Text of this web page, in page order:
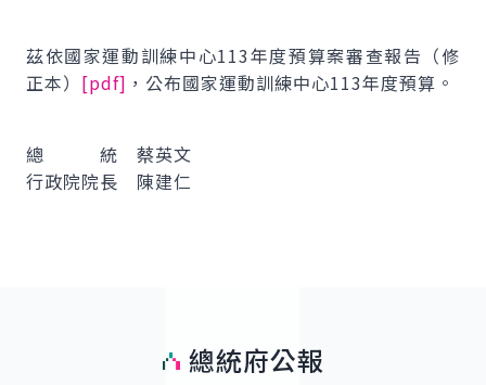
茲依國家運動訓練中心113年度預算案審查報告（修
正本） [pdf] ，公布國家運動訓練中心113年度預算。
總 統 蔡英文
行政院院長 陳建仁
總統府公報